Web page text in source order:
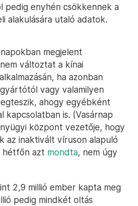
pedig enyhén csökkennek a
alakulására utaló adatok.
megjelent
változtat a kínai
ha azonban
vagy valamilyen
ahogy egyébként
kapcsolatban is. (Vasárnap
központ vezetője, hogy
az inaktivált víruson alapuló
hétfőn azt mondta, nem úgy
2,9 millió ember kapta meg
pedig mindkét oltás